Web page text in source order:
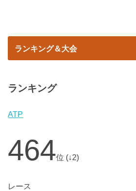
ランキング＆大会
ランキング
ATP
464位 (↓2)
レース